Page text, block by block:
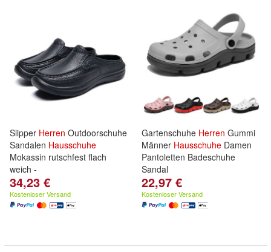
Slipper Herren Outdoorschuhe
Sandalen Hausschuhe
Mokassin rutschfest flach
weich -
34,23 €
Kostenloser Versand
Gartenschuhe Herren Gummi
Männer Hausschuhe Damen
Pantoletten Badeschuhe
Sandal
22,97 €
Kostenloser Versand